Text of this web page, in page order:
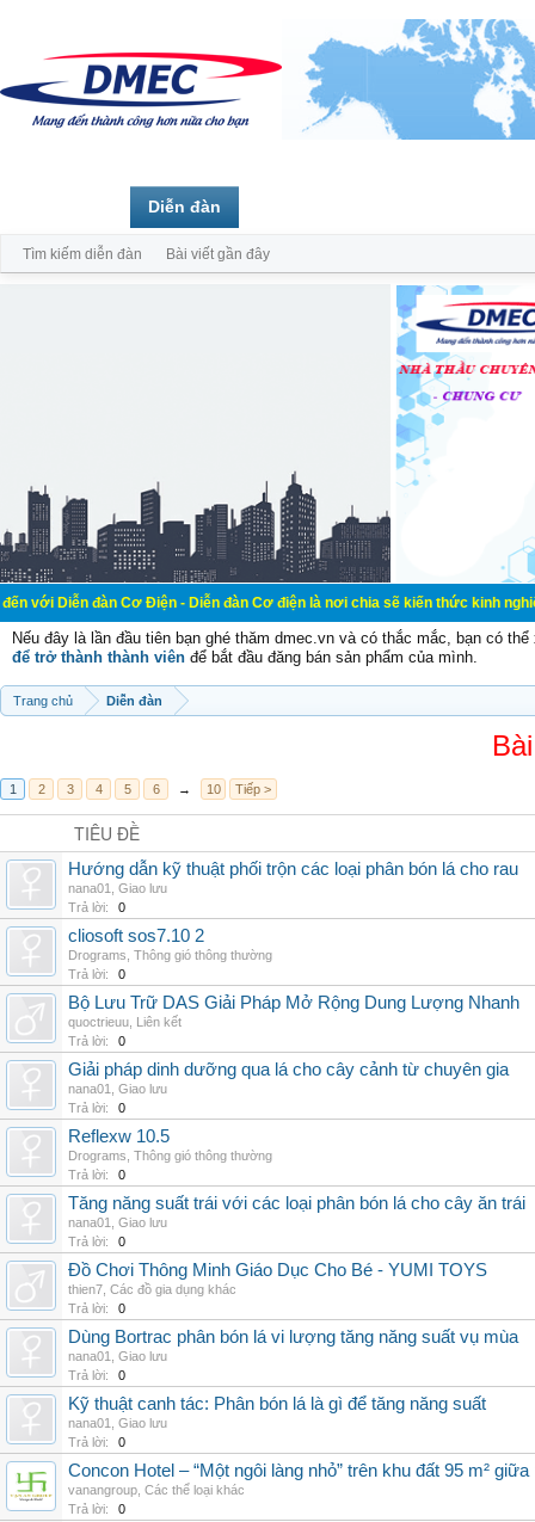
đàn Cơ Điện - Diễn đàn Cơ điện là nơi chia sẽ kiến thức kinh nghiệm
Nếu đây là lần đầu tiên bạn ghé thăm dmec.vn và có thắc mắc, bạn có
để trở thành thành viên để bắt đầu đăng bán sản phẩm của mình.
Trang chủ Diễn đàn
1 2 3 4 5 6 → 10 Tiếp >
TIÊU ĐỀ
Hướng dẫn kỹ thuật phối trộn các loại phân bón lá cho rau
nana01
Giao lưu
Trả lời:
0
cliosoft sos7.10 2
Drograms Thông gió thông thường
Trả lời:
0
Bộ Lưu Trữ DAS Giải Pháp Mở Rộng Dung Lượng Nhanh
quoctrieuu Liên kết
Trả lời:
0
Giải pháp dinh dưỡng qua lá cho cây cảnh từ chuyên gia
nana01
Giao lưu
Trả lời:
0
Reflexw 10.5
Drograms Thông gió thông thường
Trả lời:
0
Tăng năng suất trái với các loại phân bón lá cho cây ăn trái
nana01
Giao lưu
Trả lời:
0
Đồ Chơi Thông Minh Giáo Dục Cho Bé - YUMI TOYS
thien7 Các đồ gia dụng khác
Trả lời:
0
Dùng Bortrac phân bón lá vi lượng tăng năng suất vụ mùa
nana01
Giao lưu
Trả lời:
0
Kỹ thuật canh tác: Phân bón lá là gì để tăng năng suất
nana01
Giao lưu
Trả lời:
0
Concon Hotel – “Một ngôi làng nhỏ” trên khu đất 95 m²
vanangroup Các thể loại khác
Trả lời:
0
Diễn đàn
Tìm kiếm diễn đàn Bài viết gần đây